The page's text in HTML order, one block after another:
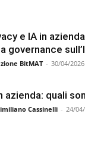
e IA in
governance
BitMAT - 30/04/2026
azienda: quali
Cassinelli - 24/